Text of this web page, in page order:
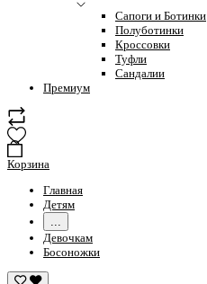
Сапоги и Ботинки
Полуботинки
Кроссовки
Туфли
Сандалии
Премиум
Корзина
Главная
Детям
...
Девочкам
Босоножки